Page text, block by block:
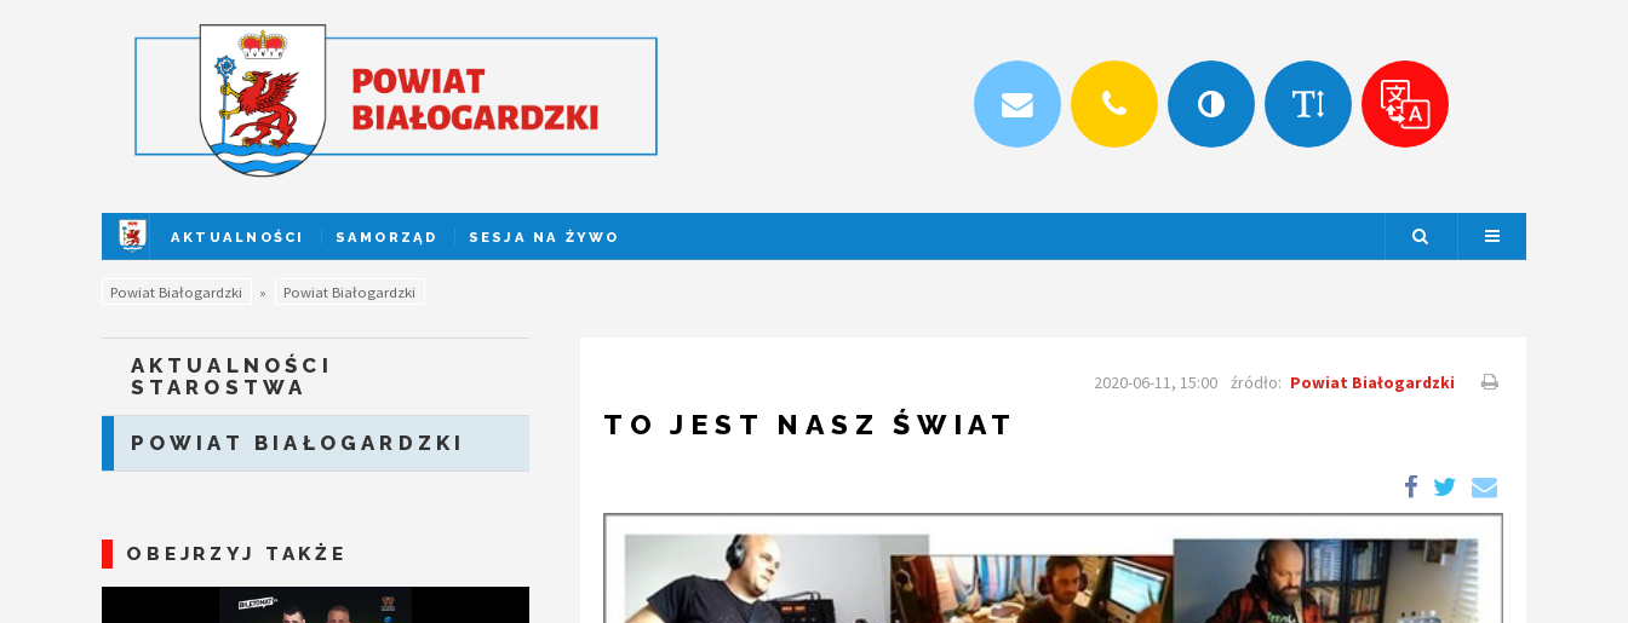
AKTUALNOŚCI SAMORZĄD SESJA NA ŻYWO Szukaj
Powiat Białogardzki » Powiat Białogardzki
2020-06-11, 15:00 źródło: Powiat Białogardzki
TO JEST NASZ ŚWIAT
AKTUALNOŚCI
STAROSTWA
POWIAT BIAŁOGARDZKI
OBEJRZYJ TAKŻE